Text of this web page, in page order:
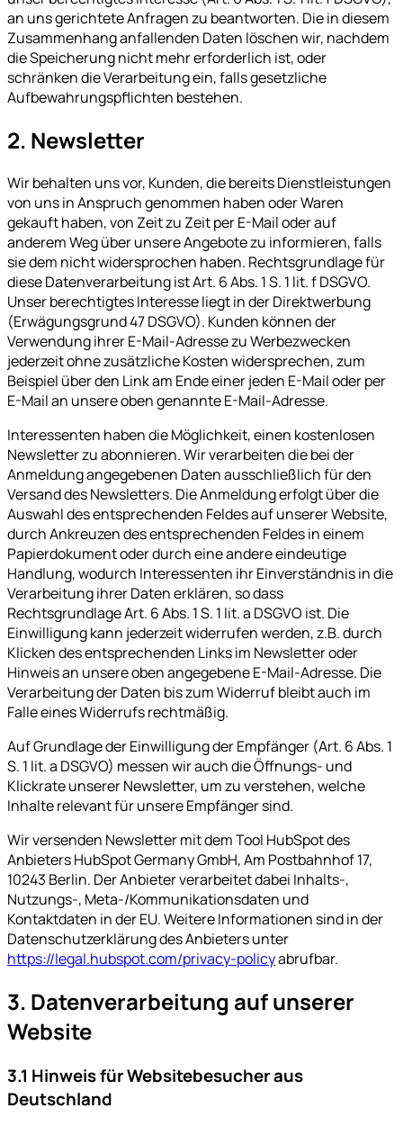
an uns gerichtete Anfragen zu beantworten. Die in diesem
Zusammenhang anfallenden Daten löschen wir, nachdem
die Speicherung nicht mehr erforderlich ist, oder
schränken die Verarbeitung ein, falls gesetzliche
Aufbewahrungspflichten bestehen.
2. Newsletter
Wir behalten uns vor, Kunden, die bereits Dienstleistungen
von uns in Anspruch genommen haben oder Waren
gekauft haben, von Zeit zu Zeit per E-Mail oder auf
anderem Weg über unsere Angebote zu informieren, falls
sie dem nicht widersprochen haben. Rechtsgrundlage für
diese Datenverarbeitung ist Art. 6 Abs. 1 S. 1 lit. f DSGVO.
Unser berechtigtes Interesse liegt in der Direktwerbung
(Erwägungsgrund 47 DSGVO). Kunden können der
Verwendung ihrer E-Mail-Adresse zu Werbezwecken
jederzeit ohne zusätzliche Kosten widersprechen, zum
Beispiel über den Link am Ende einer jeden E-Mail oder per
E-Mail an unsere oben genannte E-Mail-Adresse.
Interessenten haben die Möglichkeit, einen kostenlosen
Newsletter zu abonnieren. Wir verarbeiten die bei der
Anmeldung angegebenen Daten ausschließlich für den
Versand des Newsletters. Die Anmeldung erfolgt über die
Auswahl des entsprechenden Feldes auf unserer Website,
durch Ankreuzen des entsprechenden Feldes in einem
Papierdokument oder durch eine andere eindeutige
Handlung, wodurch Interessenten ihr Einverständnis in die
Verarbeitung ihrer Daten erklären, so dass
Rechtsgrundlage Art. 6 Abs. 1 S. 1 lit. a DSGVO ist. Die
Einwilligung kann jederzeit widerrufen werden, z.B. durch
Klicken des entsprechenden Links im Newsletter oder
Hinweis an unsere oben angegebene E-Mail-Adresse. Die
Verarbeitung der Daten bis zum Widerruf bleibt auch im
Falle eines Widerrufs rechtmäßig.
Auf Grundlage der Einwilligung der Empfänger (Art. 6 Abs. 1
S. 1 lit. a DSGVO) messen wir auch die Öffnungs- und
Klickrate unserer Newsletter, um zu verstehen, welche
Inhalte relevant für unsere Empfänger sind.
Wir versenden Newsletter mit dem Tool HubSpot des
Anbieters HubSpot Germany GmbH, Am Postbahnhof 17,
10243 Berlin. Der Anbieter verarbeitet dabei Inhalts-,
Nutzungs-, Meta-/Kommunikationsdaten und
Kontaktdaten in der EU. Weitere Informationen sind in der
Datenschutzerklärung des Anbieters unter
https://legal.hubspot.com/privacy-policyabrufbar.
3. Datenverarbeitung auf unserer
Website
3.1 Hinweis für Websitebesucher aus
Deutschland